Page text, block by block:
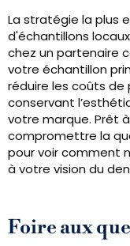
La stratégie la plus
d'échantillons
chez un partenaire
votre échantillon
réduire les coûts de
conservant
votre marque. Prêt
compromettre la
pour voir comment
à votre vision du
Foire aux